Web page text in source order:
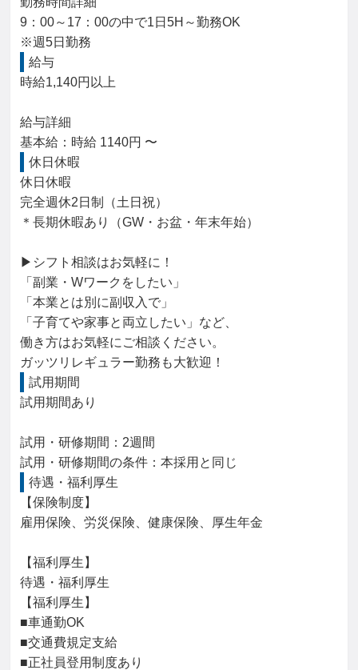
9：00～17：00の中で1日5H～勤務OK
※週5日勤務
給与
時給1,140円以上
給与詳細
基本給：時給 1140円 〜
休日休暇
休日休暇
完全週休2日制（土日祝）
＊長期休暇あり（GW・お盆・年末年始）
▶シフト相談はお気軽に！
「副業・Wワークをしたい」
「本業とは別に副収入で」
「子育てや家事と両立したい」など、
働き方はお気軽にご相談ください。
ガッツリレギュラー勤務も大歓迎！
試用期間
試用期間あり
試用・研修期間：2週間
待遇・福利厚生
【保険制度】
雇用保険、労災保険、健康保険、厚生年金
【福利厚生】
待遇・福利厚生
【福利厚生】
■車通勤OK
■交通費規定支給
■正社員登用制度あり